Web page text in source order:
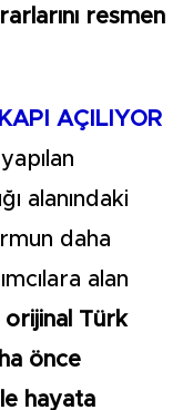
resmen
AÇILIYOR
alanındaki
daha
alan
Türk
önce
hayata